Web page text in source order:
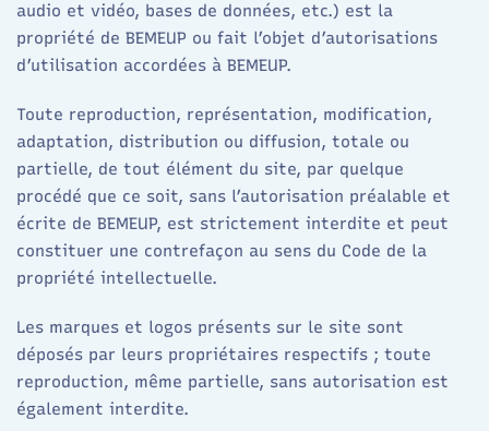
audio et vidéo, bases de données, etc.) est la
propriété de BEMEUP ou fait l’objet d’autorisations
d’utilisation accordées à BEMEUP.
Toute reproduction, représentation, modification,
adaptation, distribution ou diffusion, totale ou
partielle, de tout élément du site, par quelque
procédé que ce soit, sans l’autorisation préalable et
écrite de BEMEUP, est strictement interdite et peut
constituer une contrefaçon au sens du Code de la
propriété intellectuelle.
Les marques et logos présents sur le site sont
déposés par leurs propriétaires respectifs ; toute
reproduction, même partielle, sans autorisation est
également interdite.